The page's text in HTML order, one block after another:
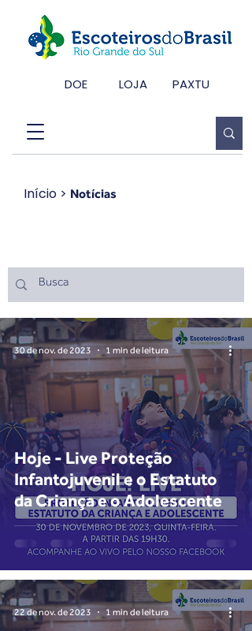
DOE LOJA PAXTU
Início > Notícias
Hoje - Live Proteção
Infantojuvenil e o Estatuto
da Criança e o Adolescente
30 de nov. de 2023 1 min de leitura
22 de nov. de 2023 1 min de leitura